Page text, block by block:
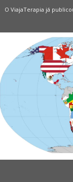
O ViajaTerapia já